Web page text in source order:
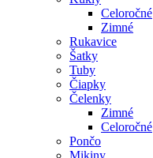
Celoročné
Zimné
Rukavice
Šatky
Tuby
Čiapky
Čelenky
Zimné
Celoročné
Pončo